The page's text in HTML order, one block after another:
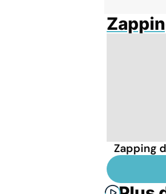
Zapping